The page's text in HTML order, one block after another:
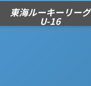
東海ルーキーリーグ
U-16